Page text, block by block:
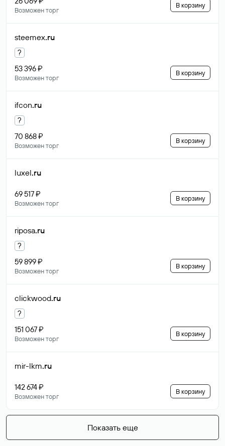
Возможен торг
В корзину
steemex.ru
?
53 396 ₽
Возможен торг
В корзину
ifcon.ru
?
70 868 ₽
Возможен торг
В корзину
luxel.ru
69 517 ₽
Возможен торг
В корзину
riposa.ru
?
59 899 ₽
Возможен торг
В корзину
clickwood.ru
?
151 067 ₽
Возможен торг
В корзину
mir-lkm.ru
142 674 ₽
Возможен торг
В корзину
Показать еще